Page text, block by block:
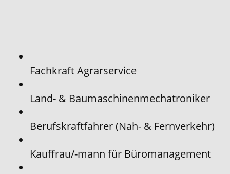
Fachkraft Agrarservice
Land- & Baumaschinenmechatroniker
Berufskraftfahrer (Nah- & Fernverkehr)
Kauffrau/-mann für Büromanagement